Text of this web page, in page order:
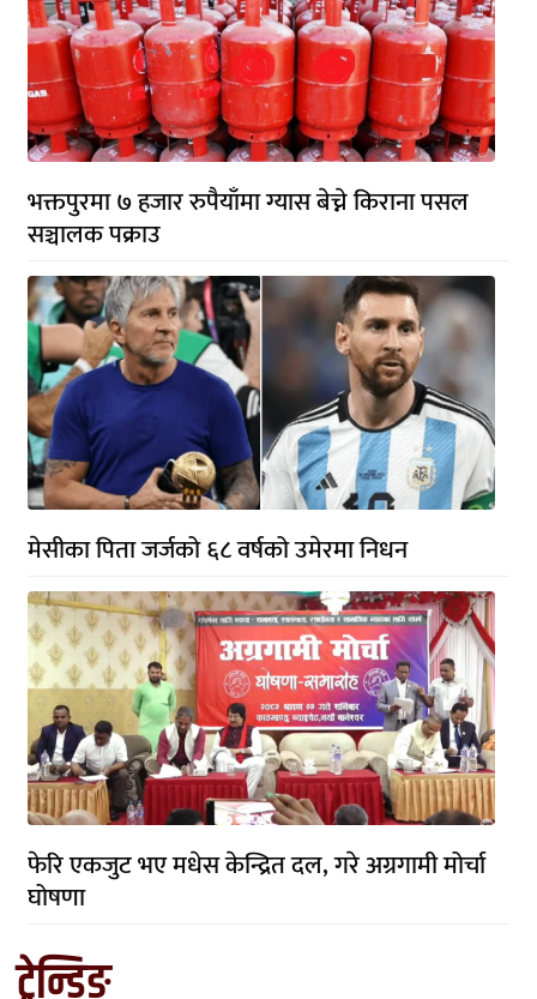
भक्तपुरमा ७ हजार रुपैयाँमा ग्यास बेच्ने किराना पसल
सञ्चालक पक्राउ
मेसीका पिता जर्जको ६८ वर्षको उमेरमा निधन
फेरि एकजुट भए मधेस केन्द्रित दल, गरे अग्रगामी मोर्चा
घोषणा
ट्रेन्डिङ